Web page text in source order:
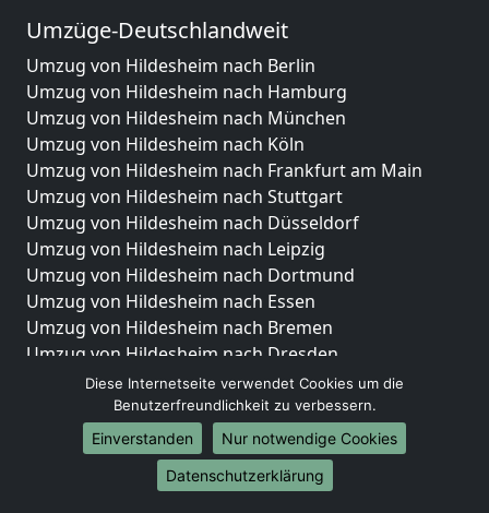
Umzüge-Deutschlandweit
Umzug von Hildesheim nach Berlin
Umzug von Hildesheim nach Hamburg
Umzug von Hildesheim nach München
Umzug von Hildesheim nach Köln
Umzug von Hildesheim nach Frankfurt am Main
Umzug von Hildesheim nach Stuttgart
Umzug von Hildesheim nach Düsseldorf
Umzug von Hildesheim nach Leipzig
Umzug von Hildesheim nach Dortmund
Umzug von Hildesheim nach Essen
Umzug von Hildesheim nach Bremen
Umzug von Hildesheim nach Dresden
Umzug von Hildesheim nach Hannover
Umzug von Hildesheim nach Nürnberg
Umzug von Hildesheim nach Duisburg
Umzug von Hildesheim nach Bochum
Umzug von Hildesheim nach Wuppertal
Diese Internetseite verwendet Cookies um die
Benutzerfreundlichkeit zu verbessern.
Einverstanden
Nur notwendige Cookies
Datenschutzerklärung